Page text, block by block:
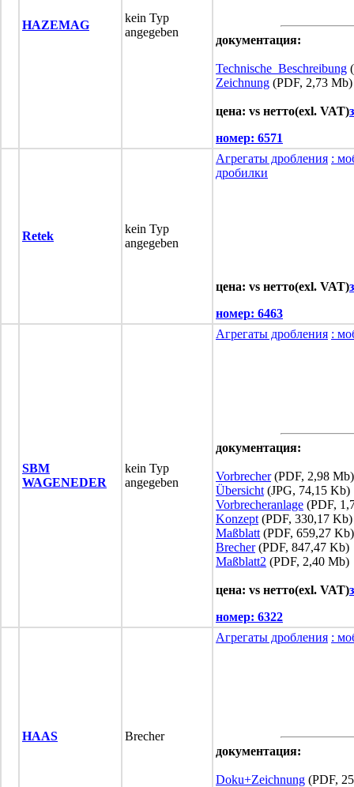
HAZEMAG
kein Typ
angegeben
документация:
Technische_Beschreibung
Zeichnung (PDF, 2,73 Mb)
цена: vs нетто(exl. VAT)
номер: 6571
Retek
kein Typ
angegeben
Агрегаты дробления :
дробилки
цена: vs нетто(exl. VAT)
номер: 6463
SBM
WAGENEDER
kein Typ
angegeben
Агрегаты дробления :
документация:
Vorbrecher(PDF, 2,98 Mb)
Übersicht (JPG, 74,15 Kb)
Vorbrecheranlage (PDF,
Konzept (PDF, 330,17 Kb)
Maßblatt (PDF, 659,27 Kb)
Brecher(PDF, 847,47 Kb)
Maßblatt2 (PDF, 2,40 Mb)
цена: vs нетто(exl. VAT)
номер: 6322
HAAS Brecher
Агрегаты дробления :
документация:
Doku+Zeichnung (PDF,